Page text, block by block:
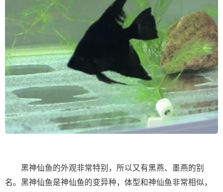
黑神仙鱼的外观非常特别，所以又有黑燕、墨燕的别
名。黑神仙鱼是神仙鱼的变异种，体型和神仙鱼非常相似，